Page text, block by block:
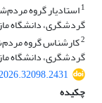
1استادیار گروه
گردشگری، دانشگاه
2کارشناس گروه
گردشگری، دانشگاه
چکیده